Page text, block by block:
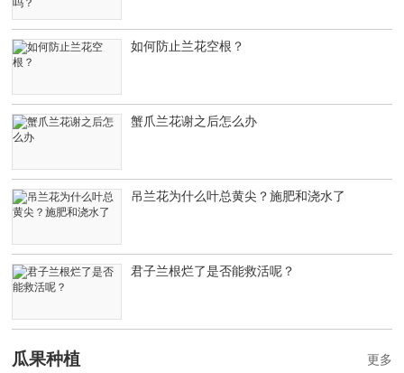
如何防止兰花空根？
蟹爪兰花谢之后怎么办
吊兰花为什么叶总黄尖？施肥和浇水了
君子兰根烂了是否能救活呢？
瓜果种植 更多